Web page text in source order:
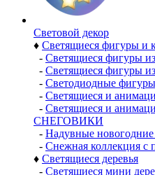
Световой декор
♦ Светящиеся фигуры и
- Светящиеся фигуры
- Светящиеся фигуры
- Светодиодные
- Светящиеся и
- Светящиеся и
СНЕГОВИКИ
- Надувные
- Снежная коллекция с
♦ Светящиеся деревья
- Светящиеся мини